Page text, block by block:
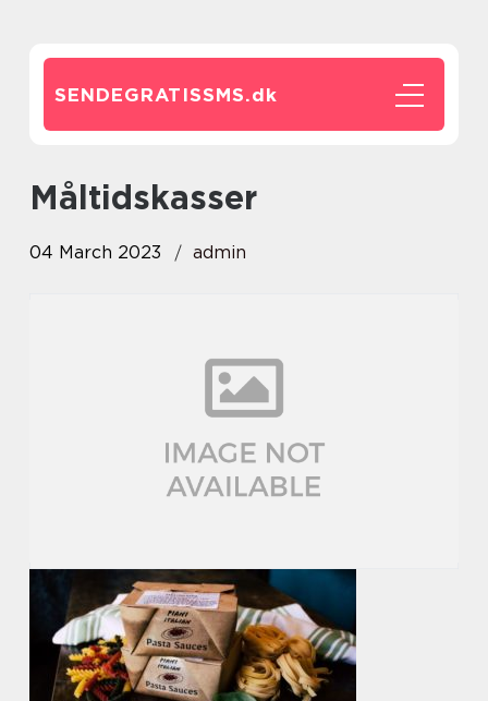
SENDEGRATISSMS.dk
måltidskasser
04 March 2023 admin